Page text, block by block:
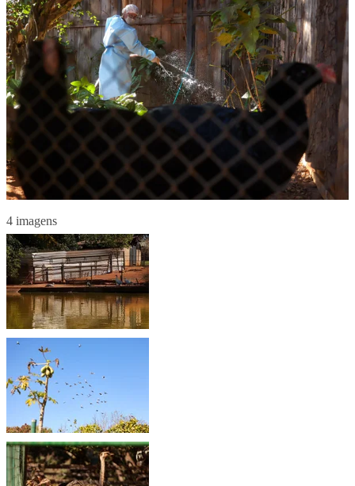
4 imagens